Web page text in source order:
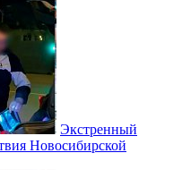
Экстренный
Новосибирской